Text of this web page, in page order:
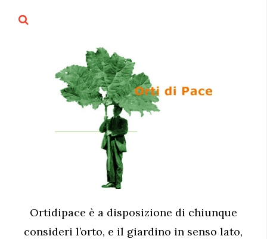
Ortidipace è a disposizione di chiunque
consideri l’orto, e il giardino in senso lato,